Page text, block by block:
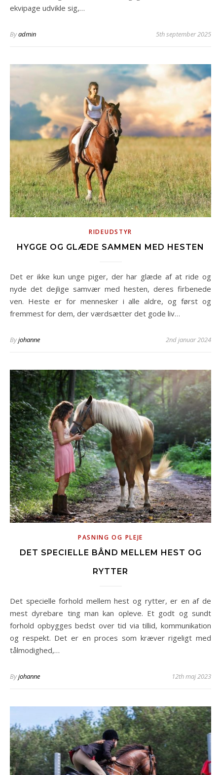
ekvipage udvikle sig,…
Byadmin 5th september 2025
RIDEUDSTYR
HYGGE OG GLÆDE SAMMEN MED HESTEN
Det er ikke kun unge piger, der har glæde af at ride og
nyde det dejlige samvær med hesten, deres firbenede
ven. Heste er for mennesker i alle aldre, og først og
fremmest for dem, der værdsætter det gode liv…
Byjohanne 2nd januar 2024
PASNING OG PLEJE
DET SPECIELLE BÅND MELLEM HEST OG
RYTTER
Det specielle forhold mellem hest og rytter, er en af de
mest dyrebare ting man kan opleve. Et godt og sundt
forhold opbygges bedst over tid via tillid, kommunikation
og respekt. Det er en proces som kræver rigeligt med
tålmodighed,…
Byjohanne 12th maj 2023